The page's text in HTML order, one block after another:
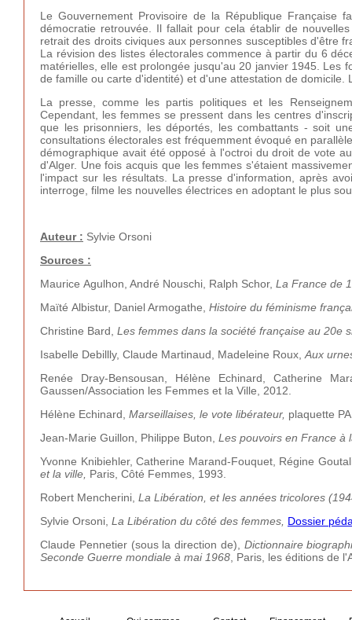
Le Gouvernement Provisoire de la République Française
démocratie retrouvée. Il fallait pour cela établir de
retrait des droits civiques aux personnes susceptibles d'être
La révision des listes électorales commence à partir du 6
matérielles, elle est prolongée jusqu'au 20 janvier 1945. Les
de famille ou carte d'identité) et d'une attestation de
La presse, comme les partis politiques et les
Cependant, les femmes se pressent dans les centres
que les prisonniers, les déportés, les combattants - soit
consultations électorales est fréquemment évoqué en
démographique avait été opposé à l'octroi du droit de vote
d'Alger. Une fois acquis que les femmes s'étaient
l'impact sur les résultats. La presse d'information, après
interroge, filme les nouvelles électrices en adoptant le plus
Auteur : Sylvie Orsoni
Sources :
Maurice Agulhon, André Nouschi, Ralph Schor, La France de
Maïté Albistur, Daniel Armogathe, Histoire du féminisme
Christine Bard, Les femmes dans la société française au 20e
Isabelle Debillly, Claude Martinaud, Madeleine Roux, Aux
Renée Dray-Bensousan, Hélène Echinard, Catherine
Gaussen/Association les Femmes et la Ville, 2012.
Hélène Echinard, Marseillaises, le vote libérateur, plaquette
Jean-Marie Guillon, Philippe Buton, Les pouvoirs en France à
Yvonne Knibiehler, Catherine Marand-Fouquet, Régine
et la ville, Paris, Côté Femmes, 1993.
Robert Mencherini, La Libération, et les années tricolores
Sylvie Orsoni, La Libération du côté des femmes, Dossier
Claude Pennetier (sous la direction de), Dictionnaire
Seconde Guerre mondiale à mai 1968 , Paris, les éditions de